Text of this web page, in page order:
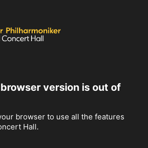
version is out of
browser to use all the features
Hall.